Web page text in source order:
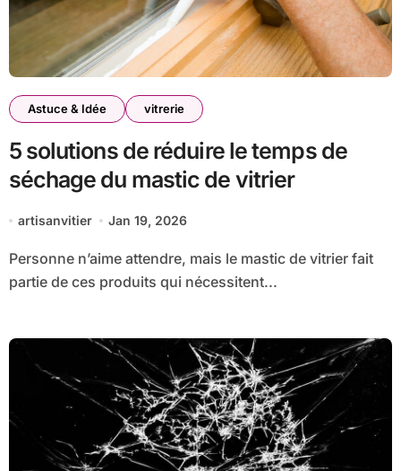
Astuce & Idée vitrerie
5 solutions de réduire le temps de
séchage du mastic de vitrier
artisanvitier Jan 19, 2026
Personne n’aime attendre, mais le mastic de vitrier fait
partie de ces produits qui nécessitent...